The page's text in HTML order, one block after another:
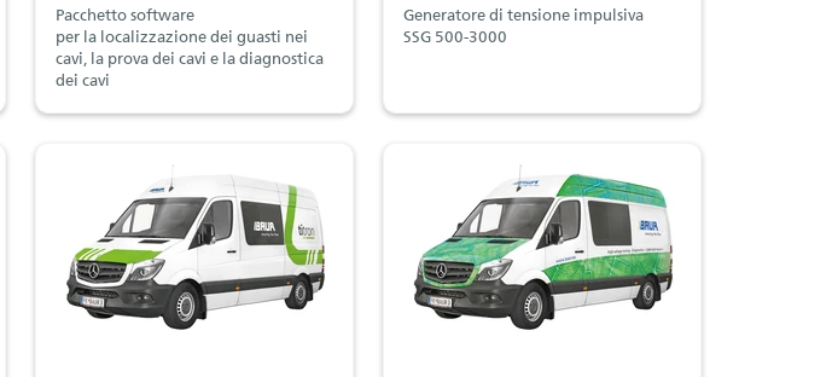
Pacchetto software
per la localizzazione dei guasti nei
cavi, la prova dei cavi e la diagnostica
dei cavi
Generatore di tensione impulsiva
SSG 500-3000